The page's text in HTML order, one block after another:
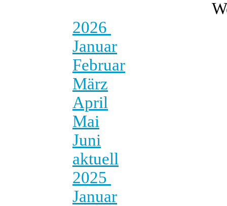
2026
Januar
Februar
März
April
Mai
Juni
aktuell
2025
Januar